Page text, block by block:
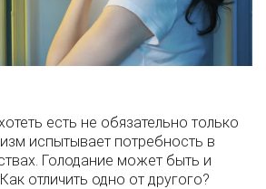
есть не обязательно только
испытывает потребность в
Голодание может быть и
отличить одно от другого?